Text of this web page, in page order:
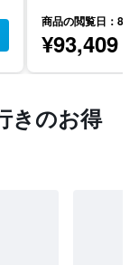
商品の閲覧日：8/7
¥93,409
きのお得